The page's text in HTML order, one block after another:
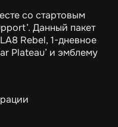
со стартовым
Данный пакет
Rebel, 1-дневное
Plateau’ и эмблему